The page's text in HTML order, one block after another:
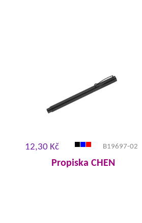
12,30 Kč B19697-02
Propiska CHEN